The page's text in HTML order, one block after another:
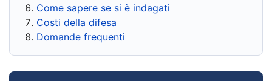
Come sapere se si è indagati
Costi della difesa
Domande frequenti